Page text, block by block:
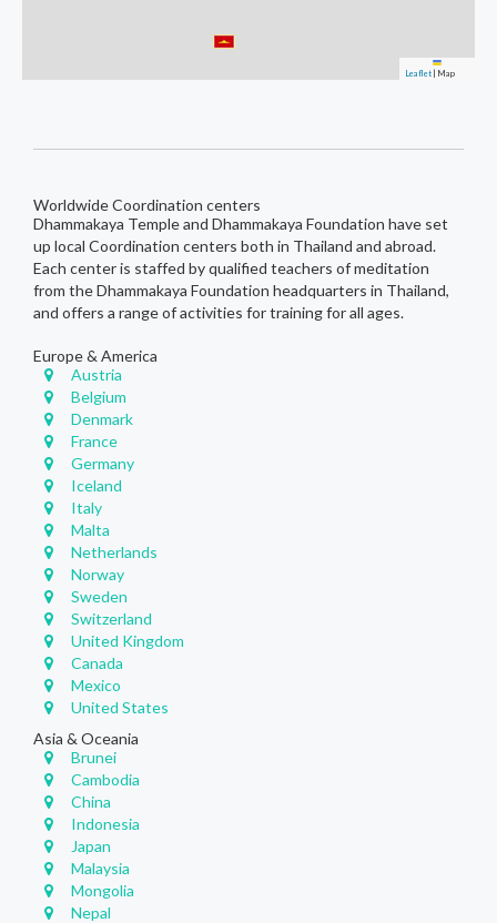
Leaflet Map
Worldwide Coordination centers
Dhammakaya Temple and Dhammakaya Foundation have set
up local Coordination centers both in Thailand and abroad.
Each center is staffed by qualified teachers of meditation
from the Dhammakaya Foundation headquarters in Thailand,
and offers a range of activities for training for all ages.
Europe & America
Austria
Belgium
Denmark
France
Germany
Iceland
Italy
Malta
Netherlands
Norway
Sweden
Switzerland
United Kingdom
Canada
Mexico
United States
Asia & Oceania
Brunei
Cambodia
China
Indonesia
Japan
Malaysia
Mongolia
Nepal